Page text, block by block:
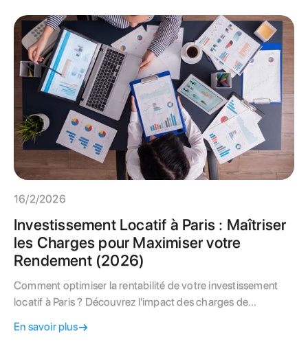
16/2/2026
Investissement Locatif à Paris : Maîtriser
les Charges pour Maximiser votre
Rendement (2026)
Comment optimiser la rentabilité de votre investissement
locatif à Paris ? Découvrez l'impact des charges de
charges récupérables et non-récupérables, et les solutions
En savoir plus